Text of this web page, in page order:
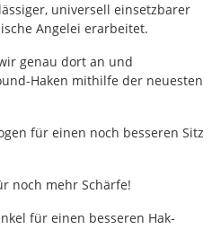
universell einsetzbarer
Angelei erarbeitet.
genau dort an und
Haken mithilfe der neuesten
für einen noch besseren Sitz
noch mehr Schärfe!
für einen besseren Hak-